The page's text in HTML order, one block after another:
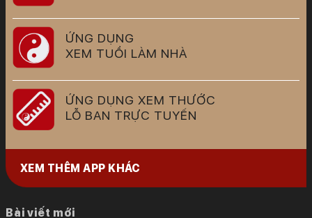
ỨNG DỤNG
XEM TUỔI LÀM NHÀ
ỨNG DỤNG XEM THƯỚC
LỖ BAN TRỰC TUYẾN
XEM THÊM APP KHÁC
Bài viết mới